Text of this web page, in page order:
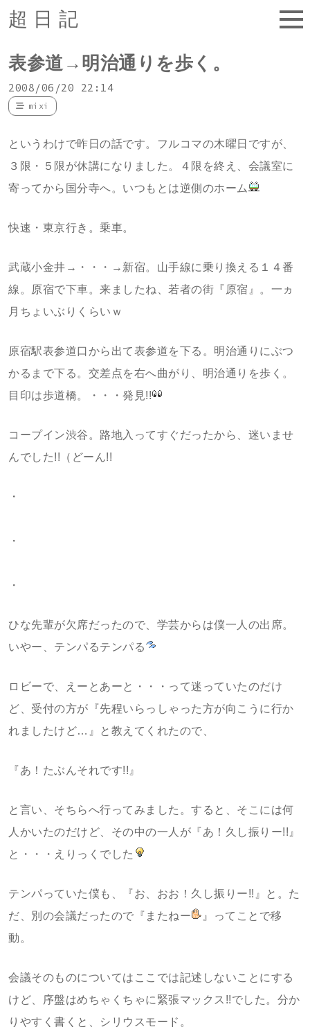
超日記
表参道→明治通りを歩く。
2008/06/20 22:14
mixi
というわけで昨日の話です。フルコマの木曜日ですが、
３限・５限が休講になりました。４限を終え、会議室に
寄ってから国分寺へ。いつもとは逆側のホーム
快速・東京行き。乗車。
武蔵小金井→・・・→新宿。山手線に乗り換える１４番
線。原宿で下車。来ましたね、若者の街『原宿』。一ヵ
月ちょいぶりくらいｗ
原宿駅表参道口から出て表参道を下る。明治通りにぶつ
かるまで下る。交差点を右へ曲がり、明治通りを歩く。
目印は歩道橋。・・・発見!!
コープイン渋谷。路地入ってすぐだったから、迷いませ
んでした!!（どーん!!
・
・
・
ひな先輩が欠席だったので、学芸からは僕一人の出席。
いやー、テンパるテンパる
ロビーで、えーとあーと・・・って迷っていたのだけ
ど、受付の方が『先程いらっしゃった方が向こうに行か
れましたけど…』と教えてくれたので、
『あ！たぶんそれです!!』
と言い、そちらへ行ってみました。すると、そこには何
人かいたのだけど、その中の一人が『あ！久し振りー!!』
と・・・えりっくでした
テンパっていた僕も、『お、おお！久し振りー!!』と。た
だ、別の会議だったので『またねー
』ってことで移
動。
会議そのものについてはここでは記述しないことにする
けど、序盤はめちゃくちゃに緊張マックス!!でした。分か
りやすく書くと、シリウスモード。